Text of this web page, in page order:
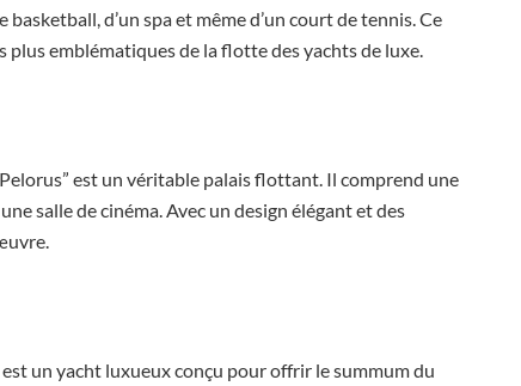
basketball, d’un spa et même d’un court de tennis. Ce
plus emblématiques de la flotte des yachts de luxe.
est un véritable palais flottant. Il comprend une
salle de cinéma. Avec un design élégant et des
un yacht luxueux conçu pour offrir le summum du